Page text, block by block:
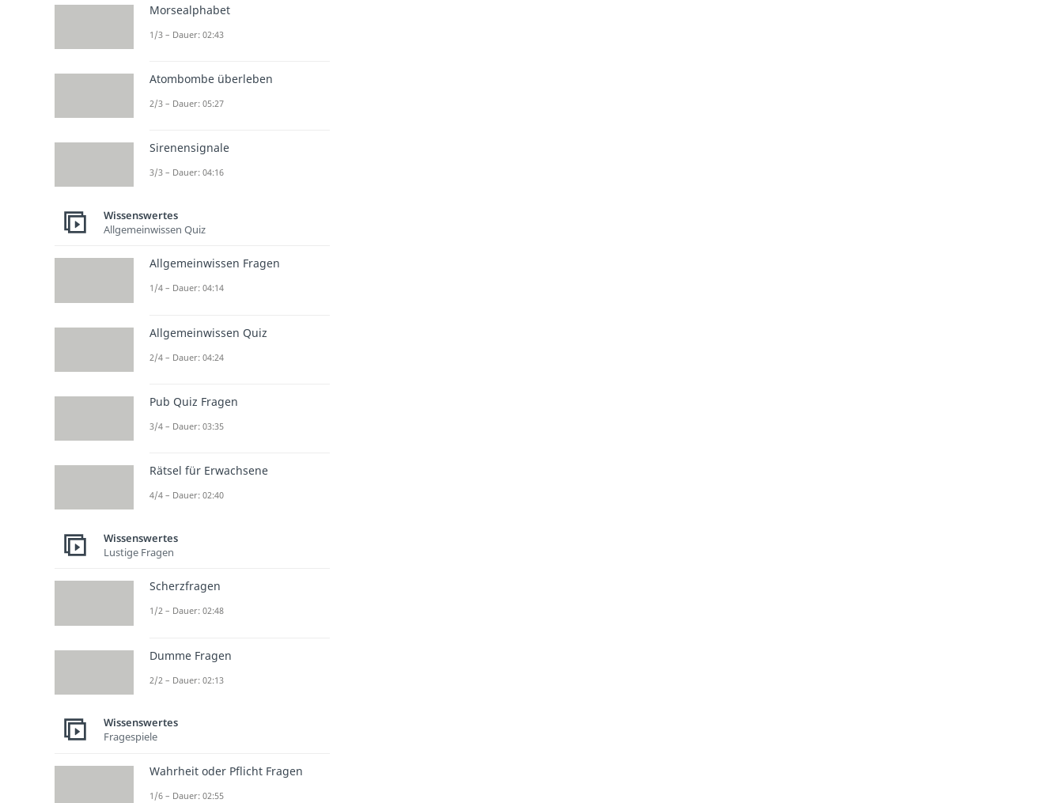
Morsealphabet
1/3 – Dauer: 02:43
Atombombe überleben
2/3 – Dauer: 05:27
Sirenensignale
3/3 – Dauer: 04:16
Wissenswertes
Allgemeinwissen Quiz
Allgemeinwissen Fragen
1/4 – Dauer: 04:14
Allgemeinwissen Quiz
2/4 – Dauer: 04:24
Pub Quiz Fragen
3/4 – Dauer: 03:35
Rätsel für Erwachsene
4/4 – Dauer: 02:40
Wissenswertes
Lustige Fragen
Scherzfragen
1/2 – Dauer: 02:48
Dumme Fragen
2/2 – Dauer: 02:13
Wissenswertes
Fragespiele
Wahrheit oder Pflicht Fragen
1/6 – Dauer: 02:55